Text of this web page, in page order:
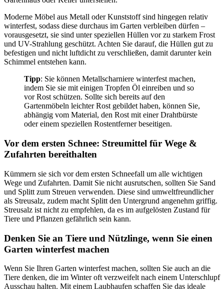
Moderne Möbel aus Metall oder Kunststoff sind hingegen relativ
winterfest, sodass diese durchaus im Garten verbleiben dürfen –
vorausgesetzt, sie sind unter speziellen Hüllen vor zu starkem Frost
und UV-Strahlung geschützt. Achten Sie darauf, die Hüllen gut zu
befestigen und nicht luftdicht zu verschließen, damit darunter kein
Schimmel entstehen kann.
Tipp: Sie können Metallscharniere winterfest machen,
indem Sie sie mit einigen Tropfen Öl einreiben und so
vor Rost schützen. Sollte sich bereits auf den
Gartenmöbeln leichter Rost gebildet haben, können Sie,
abhängig vom Material, den Rost mit einer Drahtbürste
oder einem speziellen Rostentferner beseitigen.
Vor dem ersten Schnee: Streumittel für Wege &
Zufahrten bereithalten
Kümmern sie sich vor dem ersten Schneefall um alle wichtigen
Wege und Zufahrten. Damit Sie nicht ausrutschen, sollten Sie Sand
und Splitt zum Streuen verwenden. Diese sind umweltfreundlicher
als Streusalz, zudem macht Splitt den Untergrund angenehm griffig.
Streusalz ist nicht zu empfehlen, da es im aufgelösten Zustand für
Tiere und Pflanzen gefährlich sein kann.
Denken Sie an Tiere und Nützlinge, wenn Sie einen
Garten winterfest machen
Wenn Sie Ihren Garten winterfest machen, sollten Sie auch an die
Tiere denken, die im Winter oft verzweifelt nach einem Unterschlupf
Ausschau halten. Mit einem Laubhaufen schaffen Sie das ideale